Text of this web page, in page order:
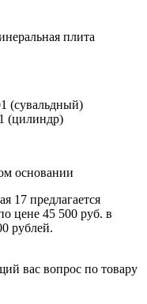
плита
(сувальдный)
(цилиндр)
основании
17 предлагается
цене 45 500 руб. в
рублей.
вас вопрос по товару